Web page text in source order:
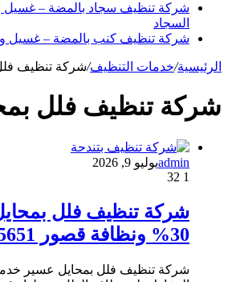
شركة تنظيف سجاد بالمضة – غسيل
السجاد
شركة تنظيف كنب بالمضة – غسيل
الرئيسية/خدمات التنظيف/شركة تنظيف
شركة تنظيف فلل
adminيوليو 9, 2026
1
شركة تنظيف فلل
30% ونظافة قصور 0550495651
شركة تنظيف فلل بمحايل عسير